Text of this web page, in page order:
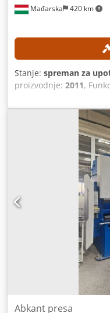
Mađarska 420 km
Stanje: spreman za
proizvodnje: 2011,
,
radna širina:3.080 mm
delovi mašine su
pneumatski sistem
upravljanje Zamenjeni
KARAKTERISTIKE
lima, uz mogućnost
mm Hidraulička sila
radnog komada: maks.
maks. 60 m/min Brzina
m/min Istovremena
85 m/min Broj hodova
250 hodova/min Broj
800 hodova/min
Abkant presa